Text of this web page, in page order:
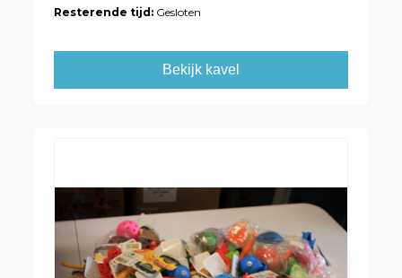
Resterende tijd: Gesloten
Bekijk kavel